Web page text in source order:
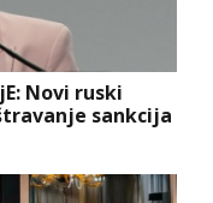
Novi ruski
sankcija